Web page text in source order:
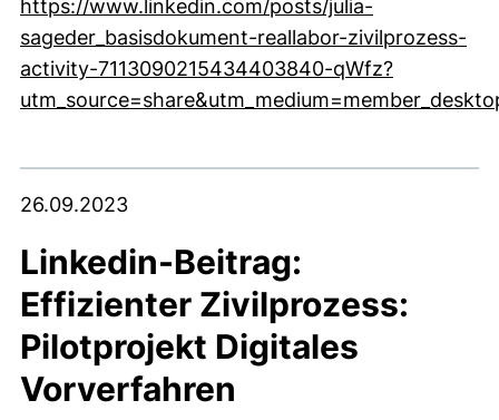
https://www.linkedin.com/posts/julia-
sageder_basisdokument-reallabor-zivilprozess-
activity-7113090215434403840-qWfz?
26.09.2023
Linkedin-Beitrag:
Effizienter Zivilprozess:
Pilotprojekt Digitales
Vorverfahren